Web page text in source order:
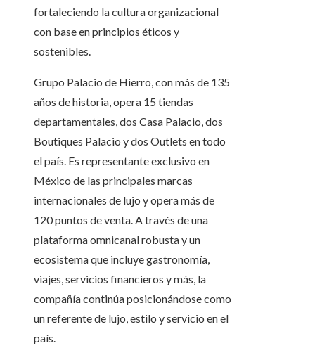
fortaleciendo la cultura organizacional
con base en principios éticos y
sostenibles.
Grupo Palacio de Hierro, con más de 135
años de historia, opera 15 tiendas
departamentales, dos Casa Palacio, dos
Boutiques Palacio y dos Outlets en todo
el país. Es representante exclusivo en
México de las principales marcas
internacionales de lujo y opera más de
120 puntos de venta. A través de una
plataforma omnicanal robusta y un
ecosistema que incluye gastronomía,
viajes, servicios financieros y más, la
compañía continúa posicionándose como
un referente de lujo, estilo y servicio en el
país.